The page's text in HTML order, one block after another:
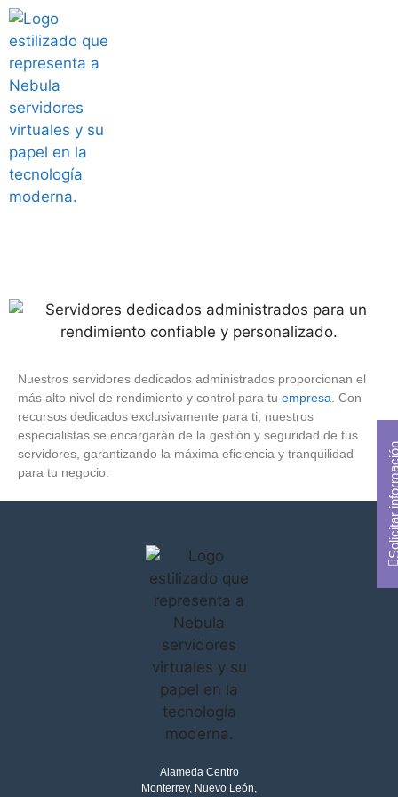
Administrados
Nuestros servidores dedicados administrados proporcionan el
más alto nivel de rendimiento y control para tu empresa . Con
recursos dedicados exclusivamente para ti, nuestros
especialistas se encargarán de la gestión y seguridad de tus
servidores, garantizando la máxima eficiencia y tranquilidad
para tu negocio.
Alameda Centro
Monterrey, Nuevo León,